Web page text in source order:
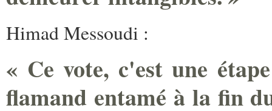
Himad Messoudi :
« Ce vote, c'est une
flamand entamé à la fin